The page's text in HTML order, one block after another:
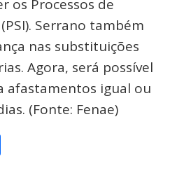
os Processos de
Serrano também
nas substituições
Agora, será possível
afastamentos igual ou
(Fonte: Fenae)